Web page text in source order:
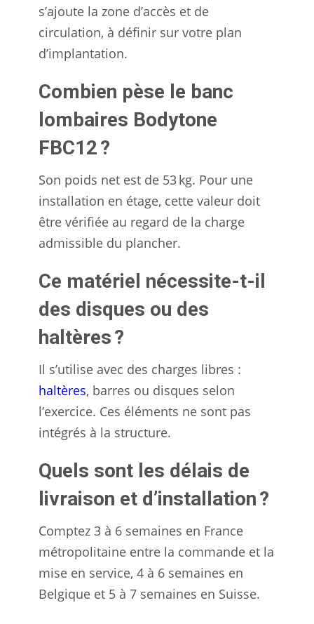
s’ajoute la zone d’accès et de
circulation, à définir sur votre plan
d’implantation.
Combien pèse le banc
lombaires Bodytone
FBC12 ?
Son poids net est de 53 kg. Pour une
installation en étage, cette valeur doit
être vérifiée au regard de la charge
admissible du plancher.
Ce matériel nécessite-t-il
des disques ou des
haltères ?
Il s’utilise avec des charges libres :
haltères, barres ou disques selon
l’exercice. Ces éléments ne sont pas
intégrés à la structure.
Quels sont les délais de
livraison et d’installation ?
Comptez 3 à 6 semaines en France
métropolitaine entre la commande et la
mise en service, 4 à 6 semaines en
Belgique et 5 à 7 semaines en Suisse.